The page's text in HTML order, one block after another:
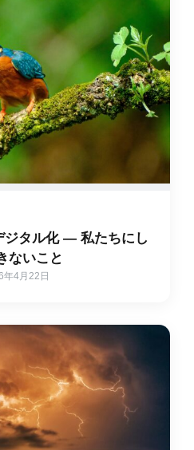
ジタル化 ― 私たちにし
ないこと
年4月22日